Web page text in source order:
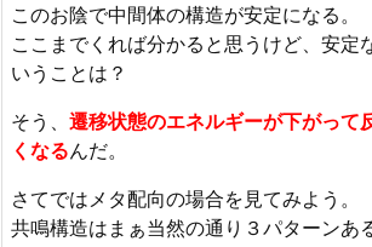
このお陰で中間体の構造が安定になる。
ここまでくれば分かると思うけど、安定
いうことは？
そう、 遷移状態のエネルギーが下がって
くなるんだ。
さてではメタ配向の場合を見てみよう。
共鳴構造はまぁ当然の通り３パターンあ